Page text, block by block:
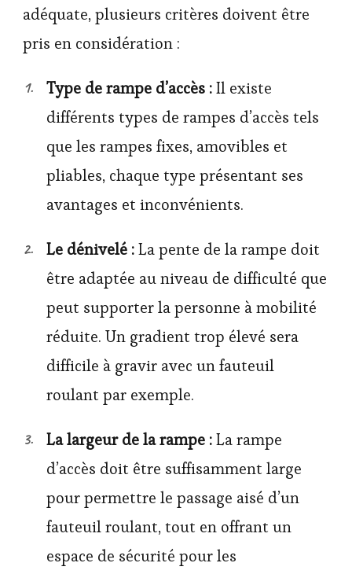
adéquate, plusieurs critères doivent être
pris en considération :
Type de rampe d’accès :Il existe
différents types de rampes d’accès tels
que les rampes fixes, amovibles et
pliables, chaque type présentant ses
avantages et inconvénients.
Le dénivelé :La pente de la rampe doit
être adaptée au niveau de difficulté que
peut supporter la personne à mobilité
réduite. Un gradient trop élevé sera
difficile à gravir avec un fauteuil
roulant par exemple.
La largeur de la rampe :La rampe
d’accès doit être suffisamment large
pour permettre le passage aisé d’un
fauteuil roulant, tout en offrant un
espace de sécurité pour les